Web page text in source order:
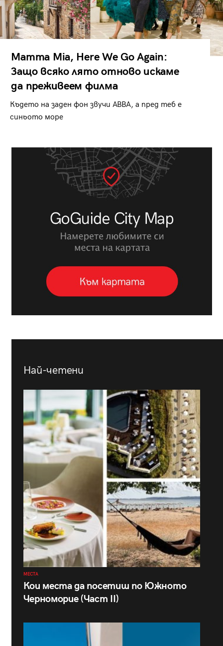
Mamma Mia, Here We Go Again:
Защо всяко лято отново искаме
да преживеем филма
Където на заден фон звучи ABBA, а пред теб е
синьото море
Най-четени
МЕСТА
Кои места да посетиш по Южното
Черноморие (Част II)